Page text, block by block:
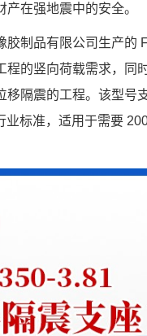
在强地震中的安全。
胶制品有限公司生产的
程的竖向荷载需求，同
移隔震的工程。该型号
标准，适用于需要